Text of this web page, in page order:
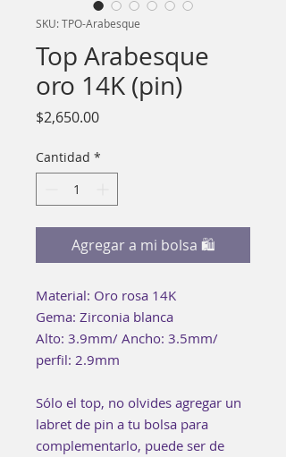
SKU: TPO-Arabesque
Top Arabesque
oro 14K (pin)
$2,650.00Precio
Cantidad *
Agregar a mi bolsa 🛍
Material: Oro rosa 14K
Gema: Zirconia blanca
Alto: 3.9mm/ Ancho: 3.5mm/
perfil: 2.9mm
Sólo el top, no olvides agregar un
labret de pin a tu bolsa para
complementarlo, puede ser de